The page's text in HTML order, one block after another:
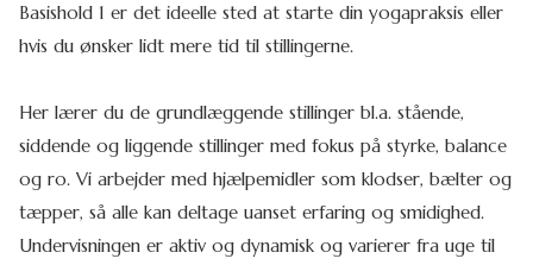
Basishold 1 er det ideelle sted at starte din yogapraksis eller
hvis du ønsker lidt mere tid til stillingerne.
Her lærer du de grundlæggende stillinger bl.a. stående,
siddende og liggende stillinger med fokus på styrke, balance
og ro. Vi arbejder med hjælpemidler som klodser, bælter og
tæpper, så alle kan deltage uanset erfaring og smidighed.
Undervisningen er aktiv og dynamisk og varierer fra uge til